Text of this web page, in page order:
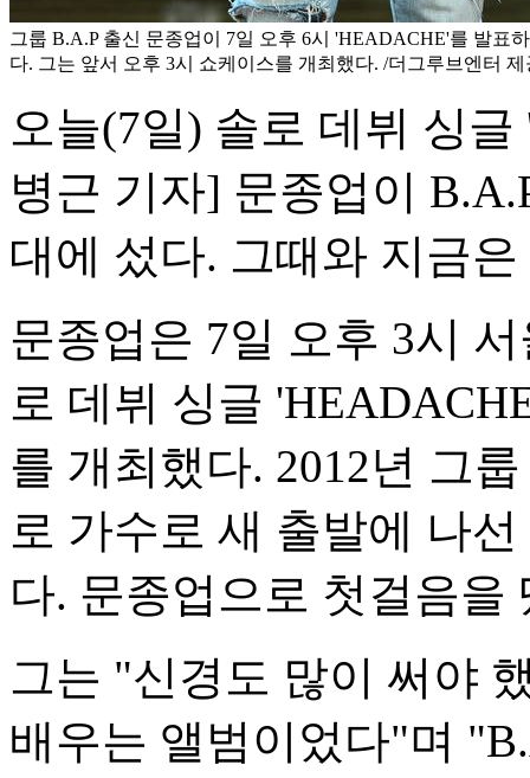
그룹 B.A.P 출신 문종업이 7일 오후 6시 'HEADACHE'를 발표
다. 그는 앞서 오후 3시 쇼케이스를 개최했다. /더그루브엔터 제
오늘(7일) 솔로 데뷔 싱
병근 기자] 문종업이
대에 섰다. 그때와 지금
문종업은 7일 오후 3시
로 데뷔 싱글
를 개최했다. 2012년 그
로 가수로 새 출발에 나
다. 문종업으로 첫걸음을
그는 "신경도 많이 써야
배우는 앨범이었다"며